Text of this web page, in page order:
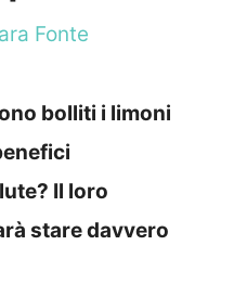
Fonte
bolliti i limoni
Il loro
stare davvero